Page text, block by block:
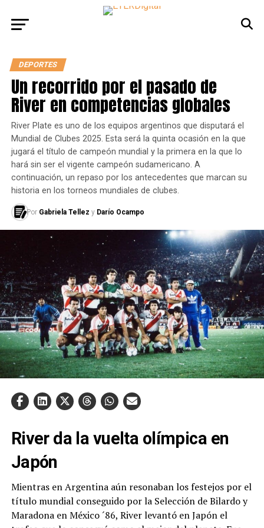
DEPORTES
Un recorrido por el pasado de
River en competencias globales
River Plate es uno de los equipos argentinos que disputará el
Mundial de Clubes 2025. Esta será la quinta ocasión en la que
jugará el título de campeón mundial y la primera en la que lo
hará sin ser el vigente campeón sudamericano. A
continuación, un repaso por los antecedentes que marcan su
historia en los torneos mundiales de clubes.
Por Gabriela Tellez y Darío Ocampo
River da la vuelta olímpica en
Japón
Mientras en Argentina aún resonaban los festejos por el
título mundial conseguido por la Selección de Bilardo y
Maradona en México ´86, River levantó en Japón el